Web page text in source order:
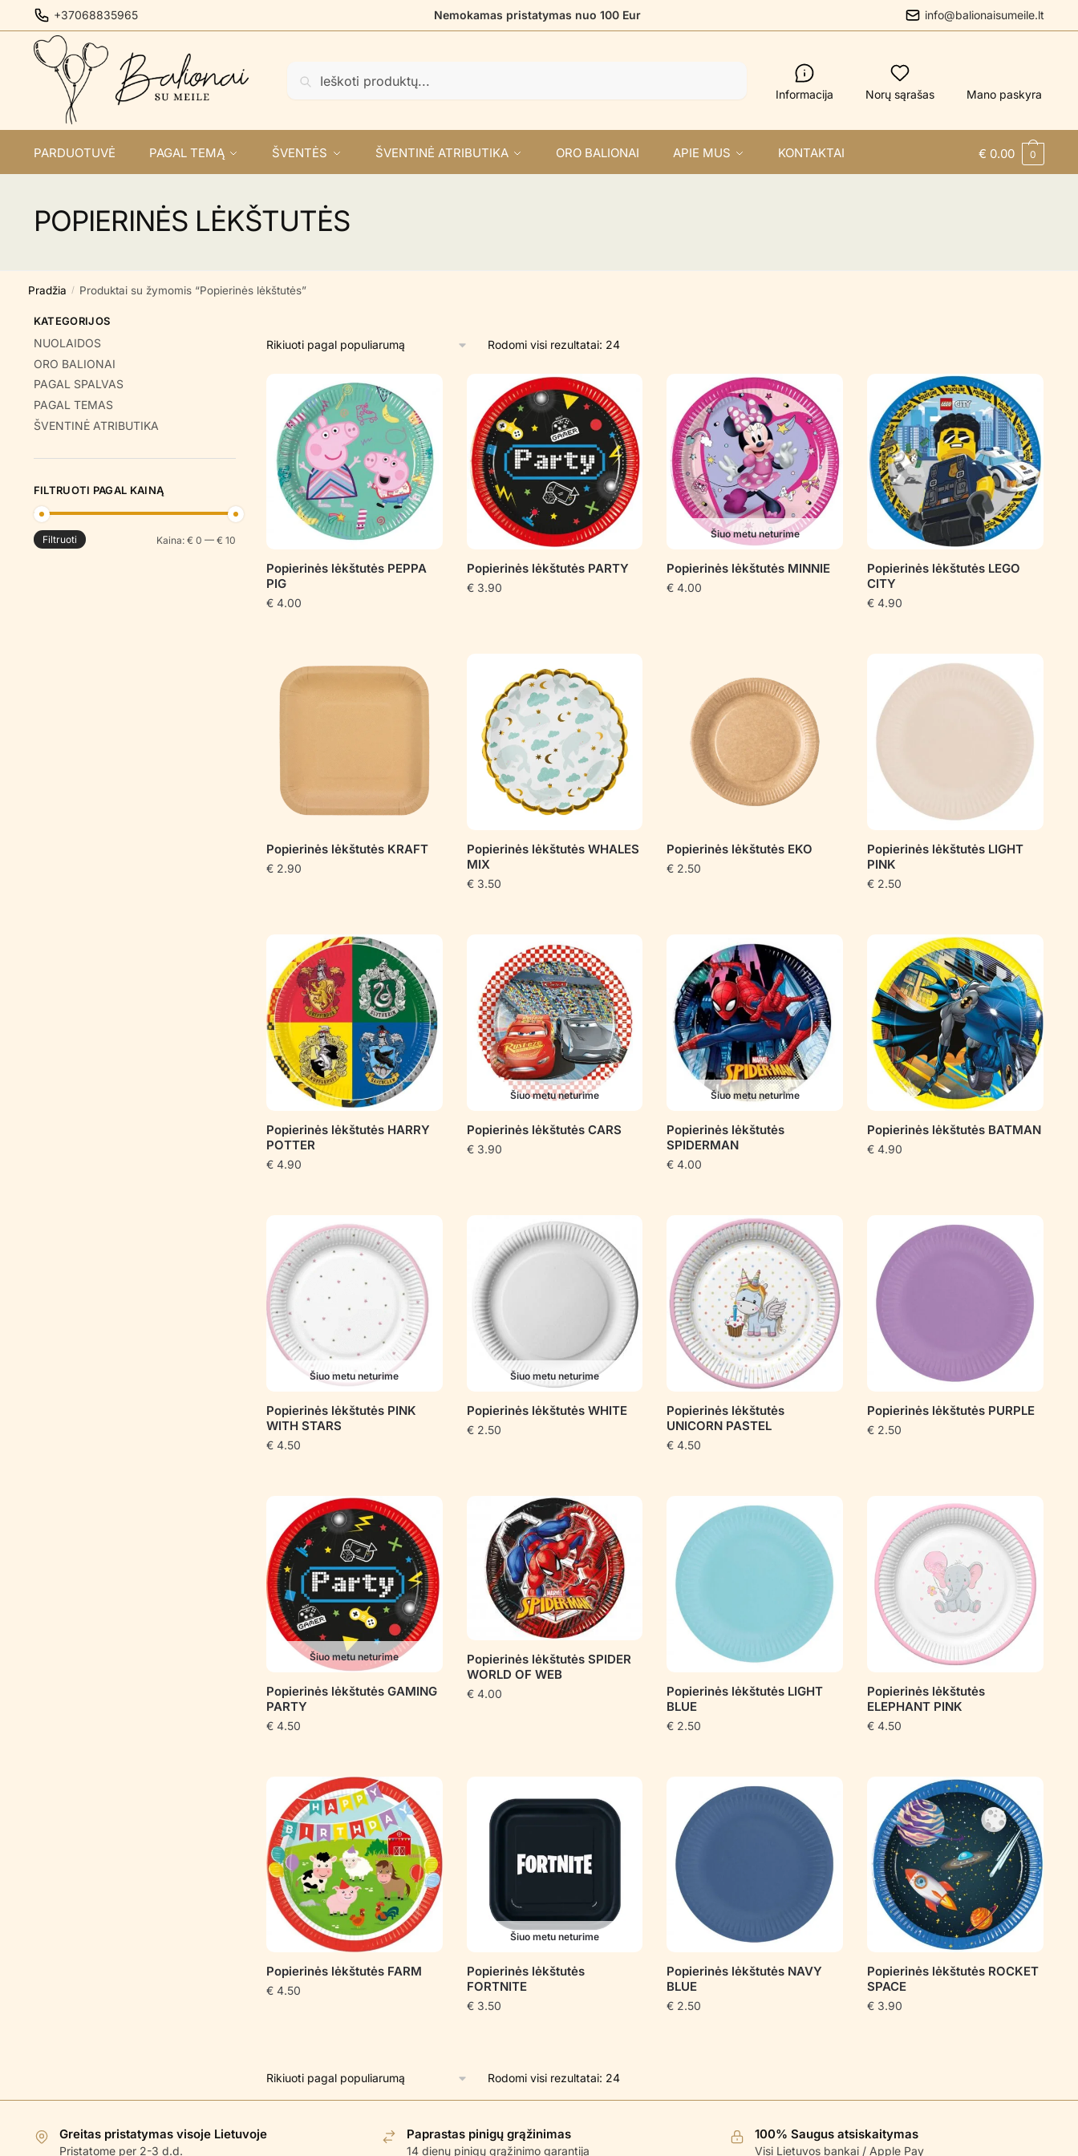
to
navigation
to
content
+37068835965 Nemokamas pristatymas nuo 100 Eur info@balionaisumeile.lt
Informacija Norų sąrašas Mano paskyra
PARDUOTUVĖ PAGAL TEMĄ ŠVENTĖS ŠVENTINĖ ATRIBUTIKA ORO BALIONAI APIE MUS KONTAKTAI € 0.00 0
POPIERINĖS LĖKŠTUTĖS
Pradžia / Produktai su žymomis “Popierinės lėkštutės”
Rodomi visi rezultatai: 24Rūšiuojama
populiarumą
Popierinės lėkštutės PEPPA
PIG
€4.00
Popierinės lėkštutės PARTY
€3.90
Šiuo metu neturime
Popierinės lėkštutės MINNIE
€ 4.00
Popierinės lėkštutės LEGO
CITY
€ 4.90
Popierinės lėkštutės KRAFT
€2.90
Popierinės lėkštutės WHALES
MIX
€3.50
Popierinės lėkštutės EKO
€ 2.50
Popierinės lėkštutės LIGHT
PINK
€ 2.50
Popierinės lėkštutės HARRY
POTTER
€4.90
Šiuo metu neturime
Popierinės lėkštutės CARS
€3.90
Šiuo metu neturime
Popierinės lėkštutės
SPIDERMAN
€ 4.00
Popierinės lėkštutės BATMAN
€ 4.90
Šiuo metu neturime
Popierinės lėkštutės PINK
WITH STARS
€4.50
Šiuo metu neturime
Popierinės lėkštutės WHITE
€2.50
Popierinės lėkštutės
UNICORN PASTEL
€ 4.50
Popierinės lėkštutės PURPLE
€ 2.50
Šiuo metu neturime
Popierinės lėkštutės GAMING
PARTY
€4.50
Popierinės lėkštutės SPIDER
WORLD OF WEB
€4.00
Popierinės lėkštutės LIGHT
BLUE
€ 2.50
Popierinės lėkštutės
ELEPHANT PINK
€ 4.50
Popierinės lėkštutės FARM
€4.50
Šiuo metu neturime
Popierinės lėkštutės
FORTNITE
€3.50
Popierinės lėkštutės NAVY
BLUE
€ 2.50
Popierinės lėkštutės ROCKET
SPACE
€ 3.90
Rodomi visi rezultatai: 24Rūšiuojama
KATEGORIJOS
NUOLAIDOS
ORO BALIONAI
PAGAL SPALVAS
PAGAL TEMAS
ŠVENTINĖ ATRIBUTIKA
FILTRUOTI PAGAL KAINĄ
Min
Maks
Filtruoti Kaina: € 0 — € 10
Greitas pristatymas visoje Lietuvoje
Pristatome per 2-3 d.d.
Paprastas pinigų grąžinimas
14 dienų pinigų grąžinimo garantija
100% Saugus atsiskaitymas
Visi Lietuvos bankai / Apple Pay